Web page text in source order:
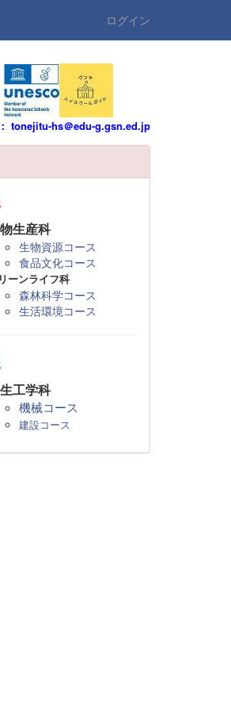
ログイン
tonejitu-hs＠edu-g.gsn.ed.jp
生産科
生物資源コース
食品文化コース
ーンライフ科
森林科学コース
生活環境コース
工学科
機械コース
建設コース